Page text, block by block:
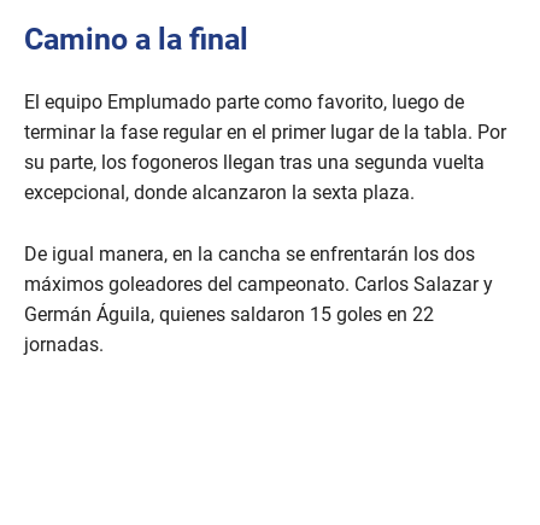
Camino a la final
El equipo Emplumado parte como favorito, luego de
terminar la fase regular en el primer lugar de la tabla. Por
su parte, los fogoneros llegan tras una segunda vuelta
excepcional, donde alcanzaron la sexta plaza.
De igual manera, en la cancha se enfrentarán los dos
máximos goleadores del campeonato. Carlos Salazar y
Germán Águila, quienes saldaron 15 goles en 22
jornadas.